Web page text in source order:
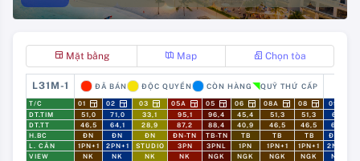
Mặt bằng Map Chọn tòa
L31M-1 ĐÃ BÁN ĐỘC QUYỀN CÒN HÀNG QUỸ THỨ CẤP
T/C 01 02 03 05A 05 06 08A 08
09
DT.TIM
51,0 71,0 33,1 95,1 96,4 45,4 51,3 51,3
67,4
DT.TT
46,5 64,1 28,9 87,2 88,4 40,9 46,5 46,5
60,5
H.BC
ĐN ĐN ĐN ĐN-TN TB-TN TB TB TB
ĐB-TB
L. CĂN
1PN+1 2PN+1 STUDIO 3PN 3PNL 1PN 1PN+1 1PN+1 2N2VS
VIEW
NK NK NK NK NGK NGK NGK NGK NGK